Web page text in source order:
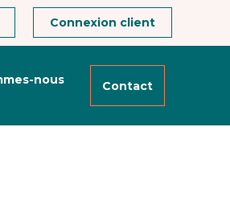
Connexion client
nous
Contact